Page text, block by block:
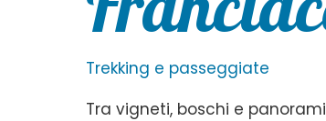
Trekking e passeggiate
Tra vigneti, boschi e